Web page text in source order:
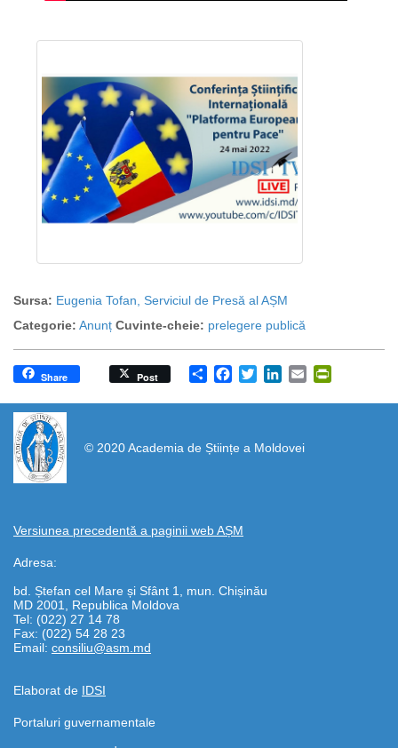
Sursa: Eugenia Tofan, Serviciul de Presă al AȘM
Categorie: Anunț Cuvinte-cheie: prelegere publică
Share
Share Post Facebook
TwitterLinkedIn
Email
© 2020 Academia de Științe a Moldovei
Versiunea precedentă a paginii web AȘM
Adresa:
bd. Ștefan cel Mare și Sfânt 1, mun. Chișinău
MD 2001, Republica Moldova
Tel: (022) 27 14 78
Fax: (022) 54 28 23
Email: consiliu@asm.md
Elaborat de IDSI
https://propletenie.ru/
Portaluri guvernamentale